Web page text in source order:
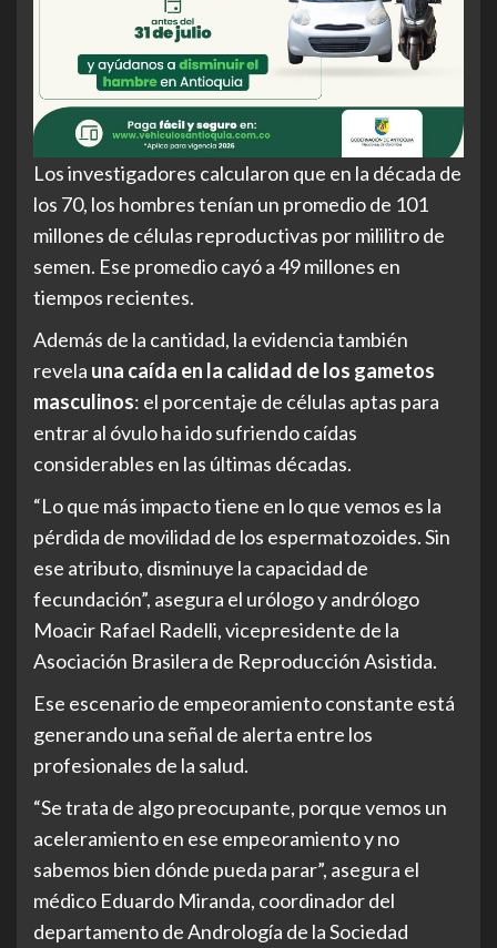
Los investigadores calcularon que en la década de
los 70, los hombres tenían un promedio de 101
millones de células reproductivas por mililitro de
semen. Ese promedio cayó a 49 millones en
tiempos recientes.
Además de la cantidad, la evidencia también
revela una caída en la calidad de los gametos
masculinos: el porcentaje de células aptas para
entrar al óvulo ha ido sufriendo caídas
considerables en las últimas décadas.
“Lo que más impacto tiene en lo que vemos es la
pérdida de movilidad de los espermatozoides. Sin
ese atributo, disminuye la capacidad de
fecundación”, asegura el urólogo y andrólogo
Moacir Rafael Radelli, vicepresidente de la
Asociación Brasilera de Reproducción Asistida.
Ese escenario de empeoramiento constante está
generando una señal de alerta entre los
profesionales de la salud.
“Se trata de algo preocupante, porque vemos un
aceleramiento en ese empeoramiento y no
sabemos bien dónde pueda parar”, asegura el
médico Eduardo Miranda, coordinador del
departamento de Andrología de la Sociedad